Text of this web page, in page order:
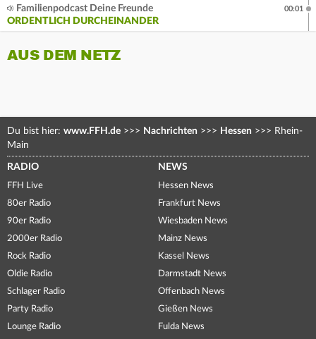
Familienpodcast Deine Freunde
ORDENTLICH DURCHEINANDER
00:01
AUS DEM NETZ
Du bist hier: www.FFH.de >>> Nachrichten >>> Hessen >>> Rhein-
Main
RADIO
FFH Live
80er Radio
90er Radio
2000er Radio
Rock Radio
Oldie Radio
Schlager Radio
Party Radio
Lounge Radio
NEWS
Hessen News
Frankfurt News
Wiesbaden News
Mainz News
Kassel News
Darmstadt News
Offenbach News
Gießen News
Fulda News